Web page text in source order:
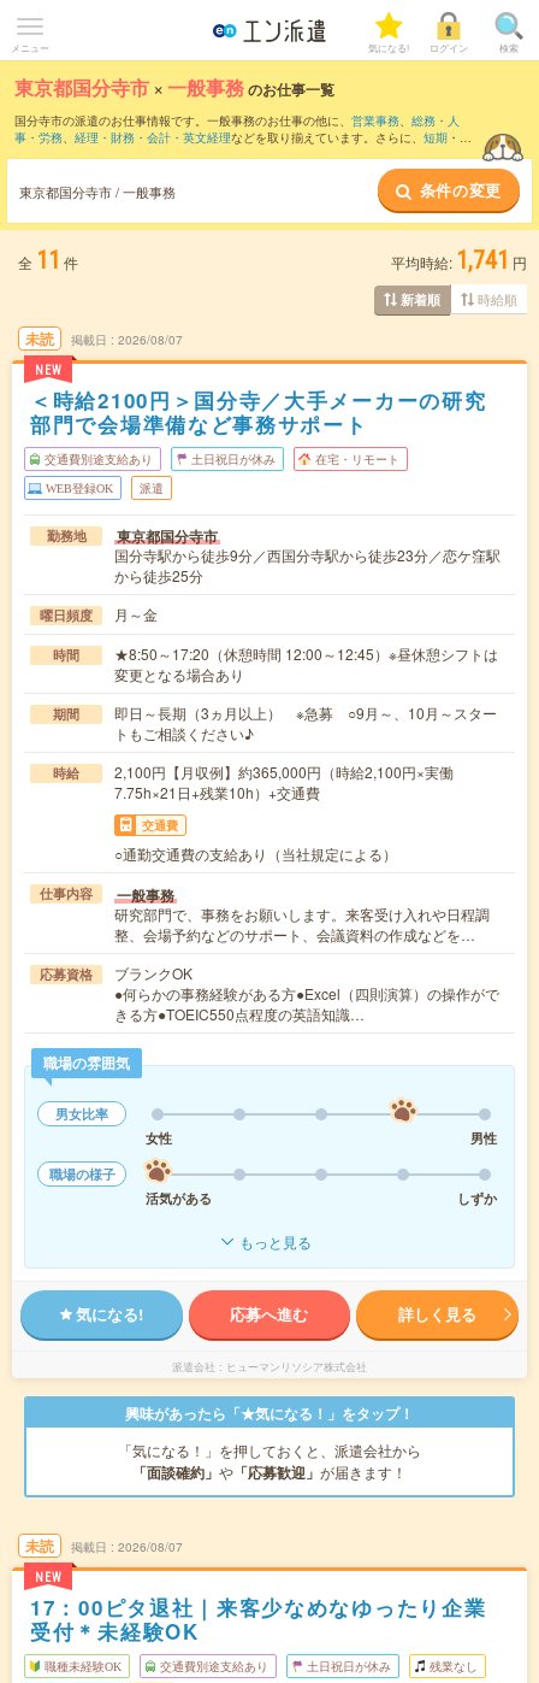
メニュー 気になる! ログイン 検索
東京都国分寺市 ×一般事務のお仕事一覧
国分寺市の派遣のお仕事情報です。一般事務のお仕事の他に、 営業事務、 総務・人
事・労務、 経理・財務・会計・英文経理などを取り揃えています。さらに、 短期 ・ 単
東京都国分寺市 / 一般事務 条件の変更
全 11 件 平均時給: 1,741 円
新着順 時給順
未読
NEW
掲載日 2026/08/07
＜時給2100円＞国分寺／大手メーカーの研究
部門で会場準備など事務サポート
交通費別途支給あり 土日祝日が休み 在宅・リモート
WEB登録OK 派遣
勤務地 東京都国分寺市
国分寺駅から徒歩9分／西国分寺駅から徒歩23分／恋ケ窪駅
から徒歩25分
曜日頻度 月～金
時間
★8:50～17:20（休憩時間 12:00～12:45）※昼休憩シフトは
変更となる場合あり
期間
即日～長期（3ヵ月以上） ※急募 ○9月～、10月～スター
トもご相談ください♪
時給
2,100円【月収例】約365,000円（時給2,100円×実働
7.75h×21日+残業10h）+交通費
交通費
○通勤交通費の支給あり（当社規定による）
仕事内容 一般事務
研究部門で、事務をお願いします。来客受け入れや日程調
整、会場予約などのサポート、会議資料の作成などを…
応募資格
ブランクOK
●何らかの事務経験がある方●Excel（四則演算）の操作がで
きる方●TOEIC550点程度の英語知識…
職場の雰囲気
男女比率
女性
男性
職場の様子
活気がある
しずか
もっと見る
気になる! 応募へ進む 詳しく見る
派遣会社 ヒューマンリソシア株式会社
興味があったら「★気になる！」をタップ！
「気になる！」を押しておくと、派遣会社から
「面談確約」 や 「応募歓迎」 が届きます！
未読
NEW
掲載日 2026/08/07
17：00ピタ退社｜来客少なめなゆったり企業
受付＊未経験OK
職種未経験OK 交通費別途支給あり 土日祝日が休み 残業なし